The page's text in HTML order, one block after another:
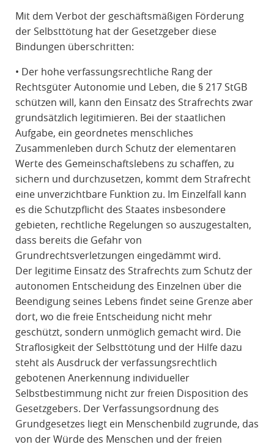
Mit dem Verbot der geschäftsmäßigen Förderung
der Selbsttötung hat der Gesetzgeber diese
Bindungen überschritten:
• Der hohe verfassungsrechtliche Rang der
Rechtsgüter Autonomie und Leben, die § 217 StGB
schützen will, kann den Einsatz des Strafrechts zwar
grundsätzlich legitimieren. Bei der staatlichen
Aufgabe, ein geordnetes menschliches
Zusammenleben durch Schutz der elementaren
Werte des Gemeinschaftslebens zu schaffen, zu
sichern und durchzusetzen, kommt dem Strafrecht
eine unverzichtbare Funktion zu. Im Einzelfall kann
es die Schutzpflicht des Staates insbesondere
gebieten, rechtliche Regelungen so auszugestalten,
dass bereits die Gefahr von
Grundrechtsverletzungen eingedämmt wird.
Der legitime Einsatz des Strafrechts zum Schutz der
autonomen Entscheidung des Einzelnen über die
Beendigung seines Lebens findet seine Grenze aber
dort, wo die freie Entscheidung nicht mehr
geschützt, sondern unmöglich gemacht wird. Die
Straflosigkeit der Selbsttötung und der Hilfe dazu
steht als Ausdruck der verfassungsrechtlich
gebotenen Anerkennung individueller
Selbstbestimmung nicht zur freien Disposition des
Gesetzgebers. Der Verfassungsordnung des
Grundgesetzes liegt ein Menschenbild zugrunde, das
von der Würde des Menschen und der freien